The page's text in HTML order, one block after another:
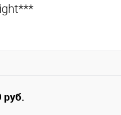
руб.